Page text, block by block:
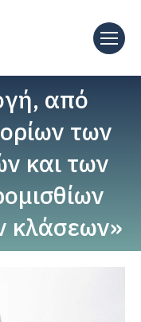
από
των
και των
κλάσεων»